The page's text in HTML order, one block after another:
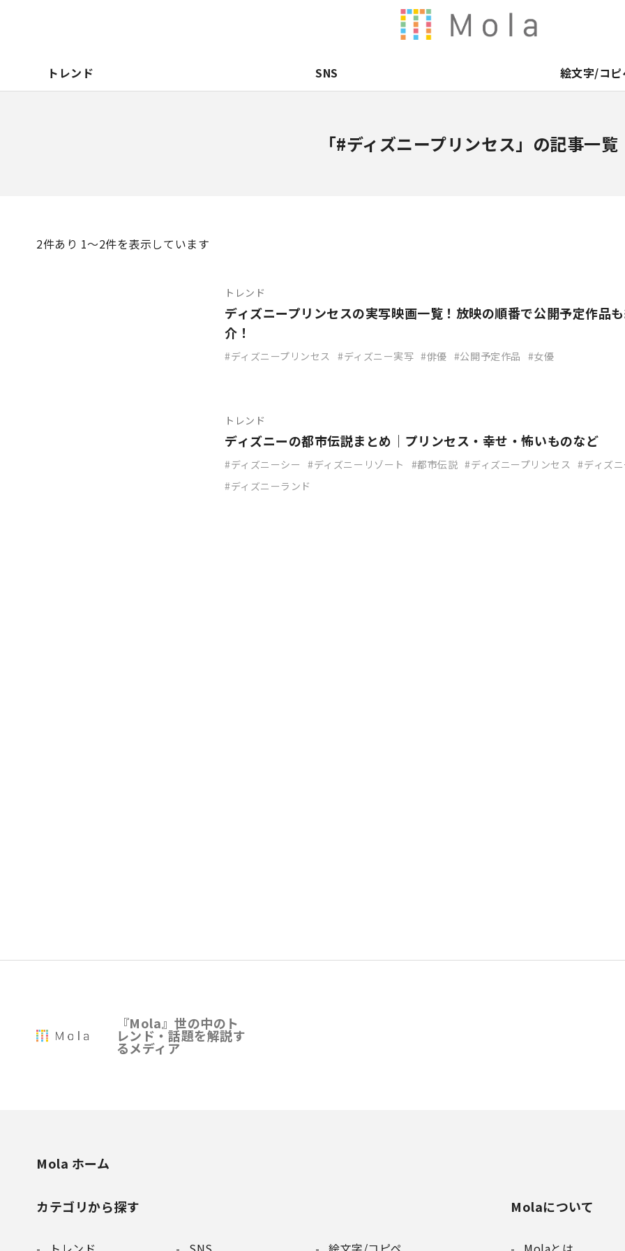
トレンド SNS 絵文字/コピ
「#ディズニープリンセス」の記事一覧
2件あり 1〜2件を表示しています
トレンド
ディズニープリンセスの実写映画一覧！放映の順番で公開予定作品
介！
ディズニープリンセス ディズニー実写 俳優 公開予定作品 女優
トレンド
ディズニーの都市伝説まとめ｜プリンセス・幸せ・怖いものなど
ディズニーシー ディズニーリゾート 都市伝説 ディズニープリンセス
ディズ
ディズニーランド
『Mola』世の中のト
レンド・話題を解説す
るメディア
Mola ホーム
カテゴリから探す Molaについて